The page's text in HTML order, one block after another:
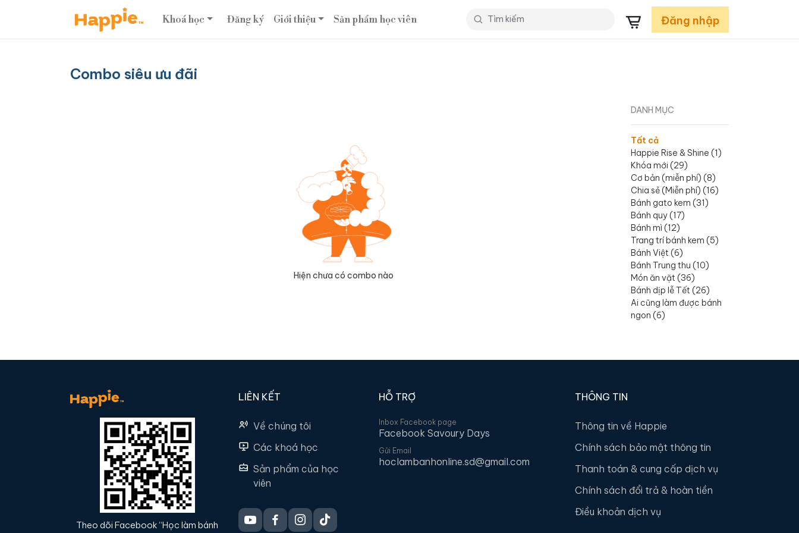
Khoá học Đăng ký Giới thiệu Sản phẩm học viên Đăng nhập
Combo siêu ưu đãi
DANH MỤC
Tất cả
Happie Rise & Shine (1)
Khóa mới (29)
Cơ bản (miễn phí) (8)
Chia sẻ (Miễn phí) (16)
Bánh gato kem (31)
Bánh quy(17)
Bánh mì (12)
Trang trí bánh kem (5)
Bánh Việt (6)
Bánh Trung thu (10)
Món ăn vặt (36)
Bánh dịp lễ Tết (26)
Ai cũng làm được bánh
ngon (6)
Hiện chưa có combo nào
Theo dõi Facebook “Học làm bánh
LIÊN KẾT
Về chúng tôi
Các khoá học
Sản phẩm của học
viên
HỖ TRỢ
Inbox Facebook page
Facebook Savoury Days
Gửi Email
hoclambanhonline.sd@gmail.com
THÔNG TIN
Thông tin về Happie
Chính sách bảo mật thông tin
Thanh toán & cung cấp dịch vụ
Chính sách đổi trả & hoàn tiền
Điều khoản dịch vụ